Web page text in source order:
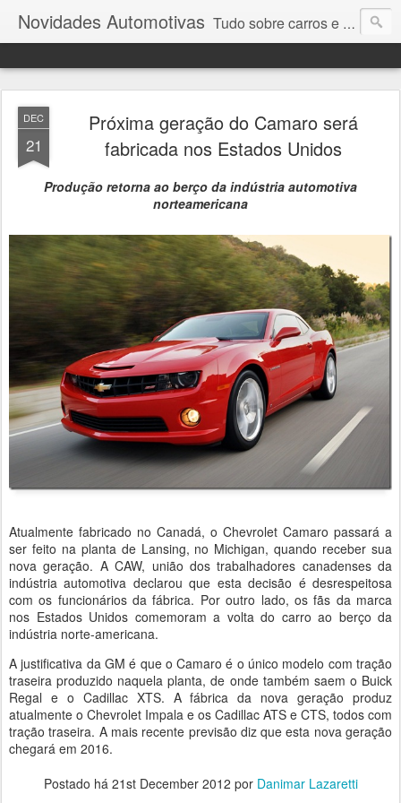
Novidades Automotivas Tudo sobre carros e motores
DEC
21
Próxima geração do Camaro será
fabricada nos Estados Unidos
Produção retorna ao berço da indústria automotiva
norteamericana
Atualmente fabricado no Canadá, o Chevrolet Camaro passará a
ser feito na planta de Lansing, no Michigan, quando receber sua
nova geração. A CAW, união dos trabalhadores canadenses da
indústria automotiva declarou que esta decisão é desrespeitosa
com os funcionários da fábrica. Por outro lado, os fãs da marca
nos Estados Unidos comemoram a volta do carro ao berço da
indústria norte-americana.
A justificativa da GM é que o Camaro é o único modelo com tração
traseira produzido naquela planta, de onde também saem o Buick
Regal e o Cadillac XTS. A fábrica da nova geração produz
atualmente o Chevrolet Impala e os Cadillac ATS e CTS, todos com
tração traseira. A mais recente previsão diz que esta nova geração
chegará em 2016.
Postado há 21st December 2012 por Danimar Lazaretti